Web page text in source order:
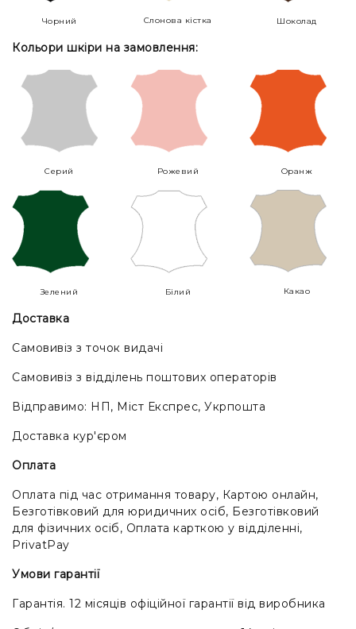
Чорний Слонова кістка Шоколад
Кольори шкіри на замовлення:
Серий Рожевий Оранж
Зелений Білий Какао
Доставка
Самовивіз з точок видачі
Самовивіз з відділень поштових операторів
Відправимо: НП, Міст Експрес, Укрпошта
Доставка кур'єром
Оплата
Оплата під час отримання товару, Картою онлайн,
Безготівковий для юридичних осіб, Безготівковий
для фізичних осіб, Оплата карткою у відділенні,
PrivatPay
Умови гарантії
Гарантія. 12 місяців офіційної гарантії від виробника